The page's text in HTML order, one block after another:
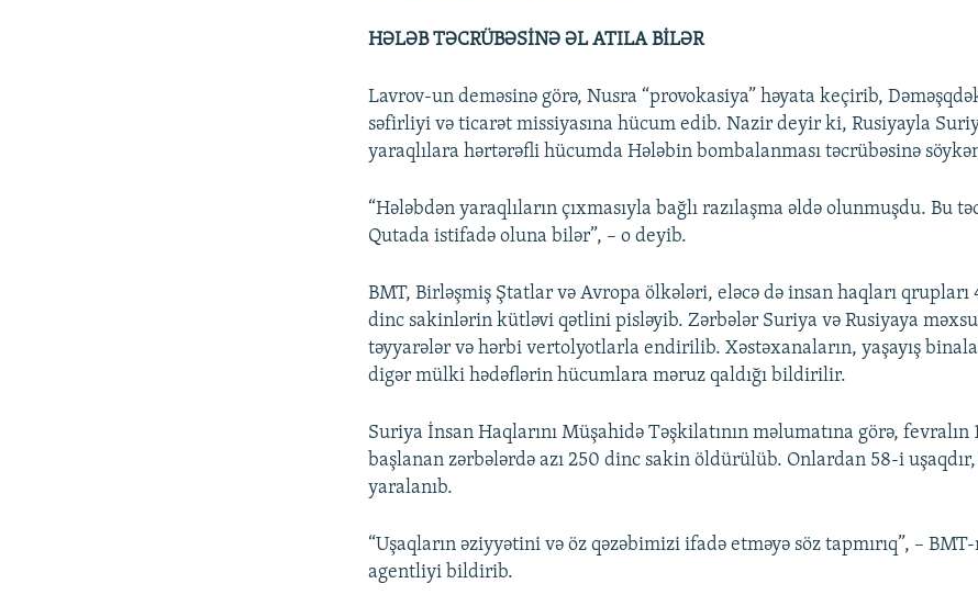
HƏLƏB TƏCRÜBƏSİNƏ ƏL ATILA BİLƏR
Lavrov-un deməsinə görə, Nusra “provokasiya” həyata keçirib,
səfirliyi və ticarət missiyasına hücum edib. Nazir deyir ki, Rusiyayla
yaraqlılara hərtərəfli hücumda Hələbin bombalanması təcrübəsinə
“Hələbdən yaraqlıların çıxmasıyla bağlı razılaşma əldə olunmuşdu. Bu
Qutada istifadə oluna bilər”, – o deyib.
BMT, Birləşmiş Ştatlar və Avropa ölkələri, eləcə də insan haqları qrupları
dinc sakinlərin kütləvi qətlini pisləyib. Zərbələr Suriya və Rusiyaya
təyyarələr və hərbi vertolyotlarla endirilib. Xəstəxanaların, yaşayış
digər mülki hədəflərin hücumlara məruz qaldığı bildirilir.
Suriya İnsan Haqlarını Müşahidə Təşkilatının məlumatına görə, fevralın
başlanan zərbələrdə azı 250 dinc sakin öldürülüb. Onlardan 58-i
yaralanıb.
“Uşaqların əziyyətini və öz qəzəbimizi ifadə etməyə söz tapmırıq”, –
agentliyi bildirib.